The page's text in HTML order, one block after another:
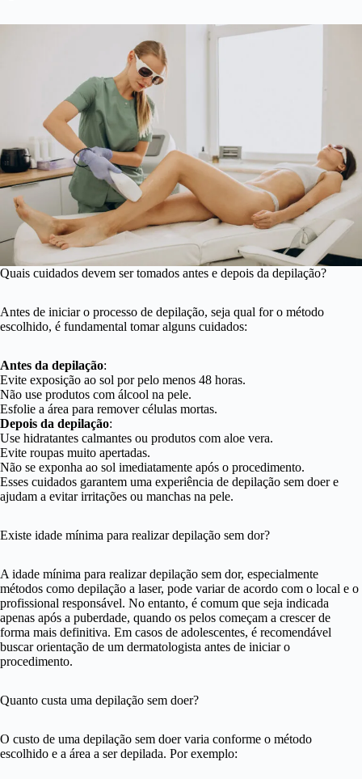
Quais cuidados devem ser tomados antes e depois da depilação?
Antes de iniciar o processo de depilação, seja qual for o método
escolhido, é fundamental tomar alguns cuidados:
Antes da depilação:
Evite exposição ao sol por pelo menos 48 horas.
Não use produtos com álcool na pele.
Esfolie a área para remover células mortas.
Depois da depilação:
Use hidratantes calmantes ou produtos com aloe vera.
Evite roupas muito apertadas.
Não se exponha ao sol imediatamente após o procedimento.
Esses cuidados garantem uma experiência de depilação sem doer e
ajudam a evitar irritações ou manchas na pele.
Existe idade mínima para realizar depilação sem dor?
A idade mínima para realizar depilação sem dor, especialmente
métodos como depilação a laser, pode variar de acordo com o local e o
profissional responsável. No entanto, é comum que seja indicada
apenas após a puberdade, quando os pelos começam a crescer de
forma mais definitiva. Em casos de adolescentes, é recomendável
buscar orientação de um dermatologista antes de iniciar o
procedimento.
Quanto custa uma depilação sem doer?
O custo de uma depilação sem doer varia conforme o método
escolhido e a área a ser depilada. Por exemplo: